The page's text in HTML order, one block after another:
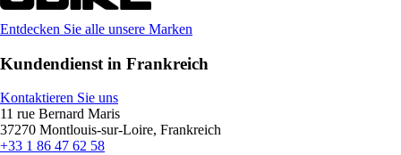
Entdecken Sie alle unsere Marken
Kundendienst in Frankreich
Kontaktieren Sie uns
11 rue Bernard Maris
37270 Montlouis-sur-Loire, Frankreich
+33 1 86 47 62 58